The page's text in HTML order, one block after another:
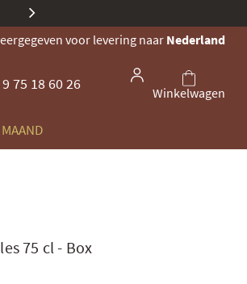
voor levering naar Nederland
75 18 60 26
Winkelwagen
75 cl- Box